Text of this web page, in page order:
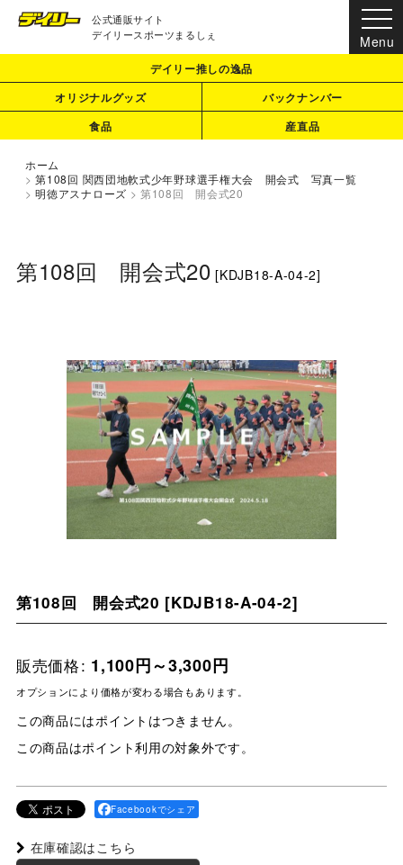
公式通販サイト
デイリースポーツまるしぇ
デイリー推しの逸品
オリジナルグッズ
バックナンバー
食品
産直品
ホーム
> 第108回 関西団地軟式少年野球選手権大会 開会式 写真一覧
> 明徳アスナローズ > 第108回 開会式20
第108回 開会式20 [KDJB18-A-04-2]
第108回 開会式20 [KDJB18-A-04-2]
販売価格: 1,100円～3,300円
オプションにより価格が変わる場合もあります。
この商品にはポイントはつきません。
この商品はポイント利用の対象外です。
Facebookでシェア
在庫確認はこちら